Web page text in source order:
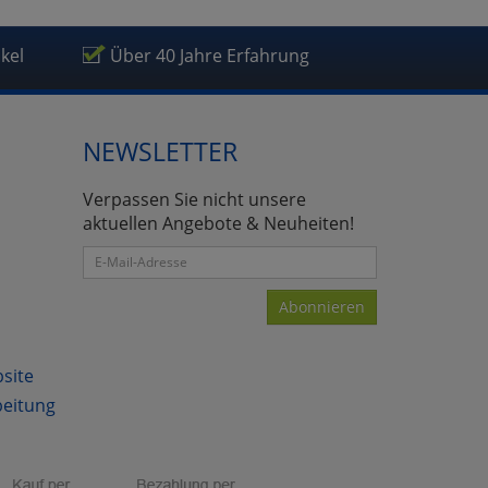
Über 40 Jahre Erfahrung
NEWSLETTER
Verpassen Sie nicht unsere
aktuellen Angebote & Neuheiten!
Abonnieren